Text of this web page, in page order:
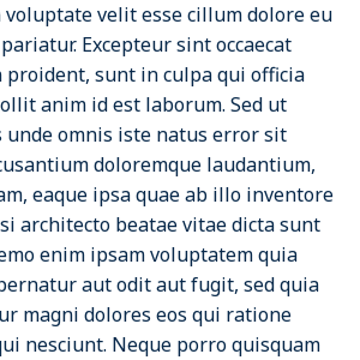
velit esse cillum dolore eu
Excepteur sint occaecat
proident, sunt in culpa qui officia
anim id est laborum. Sed ut
unde omnis iste natus error sit
doloremque laudantium,
eaque ipsa quae ab illo inventore
architecto beatae vitae dicta sunt
enim ipsam voluptatem quia
aut odit aut fugit, sed quia
magni dolores eos qui ratione
nesciunt. Neque porro quisquam